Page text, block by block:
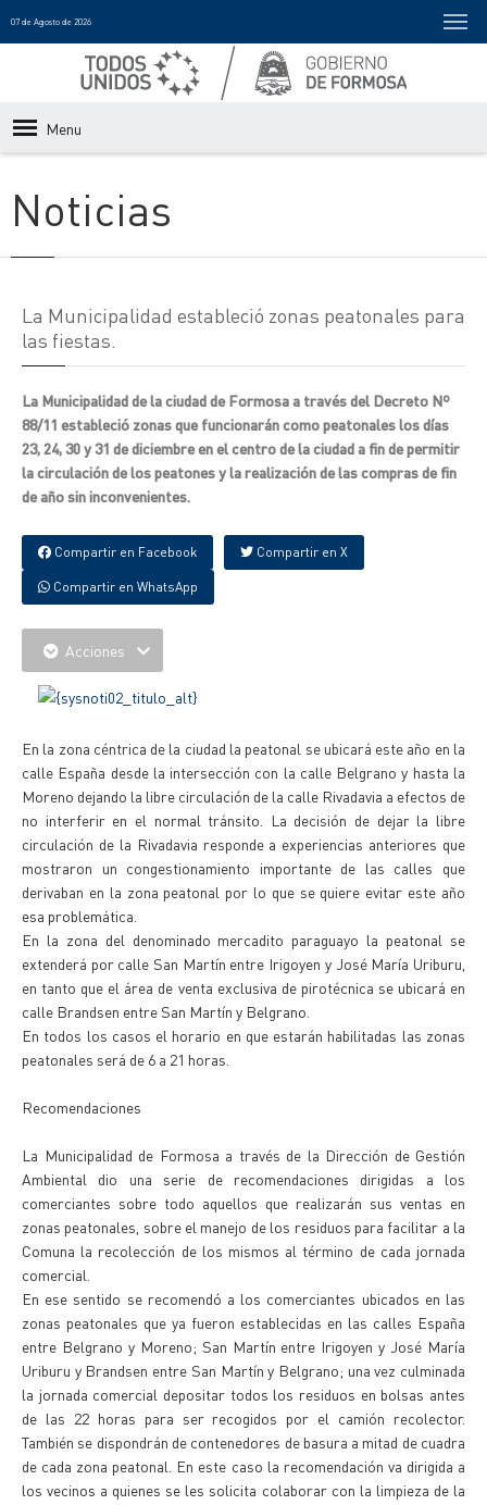
07 de Agosto de 2026
Menu
Noticias
La Municipalidad estableció zonas peatonales para
las fiestas.
La Municipalidad de la ciudad de Formosa a través del Decreto Nº
88/11 estableció zonas que funcionarán como peatonales los días
23, 24, 30 y 31 de diciembre en el centro de la ciudad a fin de permitir
la circulación de los peatones y la realización de las compras de fin
de año sin inconvenientes.
Compartir en Facebook Compartir en X
Compartir en WhatsApp
Acciones
En la zona céntrica de la ciudad la peatonal se ubicará este año en la
calle España desde la intersección con la calle Belgrano y hasta la
Moreno dejando la libre circulación de la calle Rivadavia a efectos de
no interferir en el normal tránsito. La decisión de dejar la libre
circulación de la Rivadavia responde a experiencias anteriores que
mostraron un congestionamiento importante de las calles que
derivaban en la zona peatonal por lo que se quiere evitar este año
esa problemática.
En la zona del denominado mercadito paraguayo la peatonal se
extenderá por calle San Martín entre Irigoyen y José María Uriburu,
en tanto que el área de venta exclusiva de pirotécnica se ubicará en
calle Brandsen entre San Martín y Belgrano.
En todos los casos el horario en que estarán habilitadas las zonas
peatonales será de 6 a 21 horas.
Recomendaciones
La Municipalidad de Formosa a través de la Dirección de Gestión
Ambiental dio una serie de recomendaciones dirigidas a los
comerciantes sobre todo aquellos que realizarán sus ventas en
zonas peatonales, sobre el manejo de los residuos para facilitar a la
Comuna la recolección de los mismos al término de cada jornada
comercial.
En ese sentido se recomendó a los comerciantes ubicados en las
zonas peatonales que ya fueron establecidas en las calles España
entre Belgrano y Moreno; San Martín entre Irigoyen y José María
Uriburu y Brandsen entre San Martín y Belgrano; una vez culminada
la jornada comercial depositar todos los residuos en bolsas antes
de las 22 horas para ser recogidos por el camión recolector.
También se dispondrán de contenedores de basura a mitad de cuadra
de cada zona peatonal. En este caso la recomendación va dirigida a
los vecinos a quienes se les solicita colaborar con la limpieza de la